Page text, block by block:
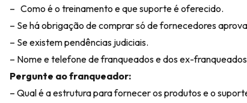
– Como é o treinamento e que suporte é oferecido.
– Se há obrigação de comprar só de fornecedores
– Se existem pendências judiciais.
– Nome e telefone de franqueados e dos ex-
Pergunte ao franqueador:
– Qual é a estrutura para fornecer os produtos e o